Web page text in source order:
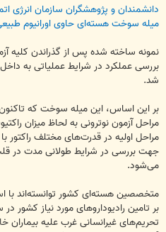
ت
دانشمندان و پژوهشگران سازمان انرژی
میله سوخت هسته‌ای حاوی اورانیوم
نمونه ساخته شده پس از گذراندن کلیه
بررسی عملکرد در شرایط عملیاتی به
شد.
مراحل آزمون نوترونی به لحاظ میزان
مراحل اولیه در قدرت‌های مختلف
جهت بررسی در شرایط طولانی مدت در
می‌شود.
متخصصین هسته‌ای کشور توانسته‌اند با
بر تامین رادیوداروهای مورد نیاز
تحریم‌های غیرانسانی غرب علیه بیماران